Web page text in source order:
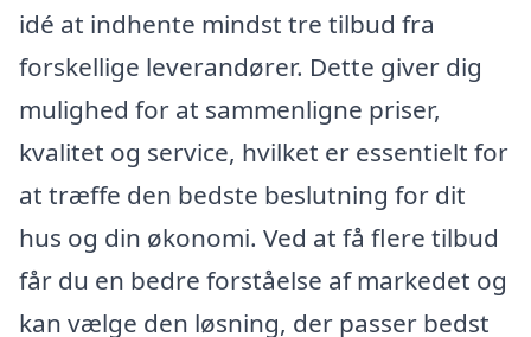
idé at indhente mindst tre tilbud fra
forskellige leverandører. Dette giver dig
mulighed for at sammenligne priser,
kvalitet og service, hvilket er essentielt for
at træffe den bedste beslutning for dit
hus og din økonomi. Ved at få flere tilbud
får du en bedre forståelse af markedet og
kan vælge den løsning, der passer bedst